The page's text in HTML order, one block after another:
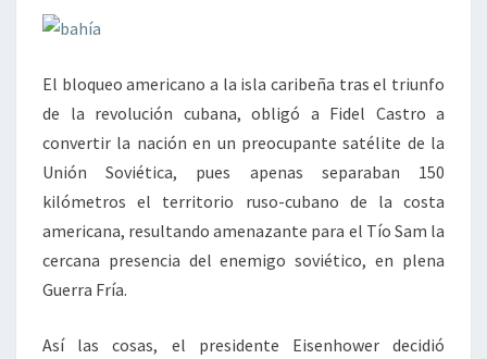
El bloqueo americano a la isla caribeña tras el triunfo
de la revolución cubana, obligó a Fidel Castro a
convertir la nación en un preocupante satélite de la
Unión Soviética, pues apenas separaban 150
kilómetros el territorio ruso-cubano de la costa
americana, resultando amenazante para el Tío Sam la
cercana presencia del enemigo soviético, en plena
Guerra Fría.
Así las cosas, el presidente Eisenhower decidió